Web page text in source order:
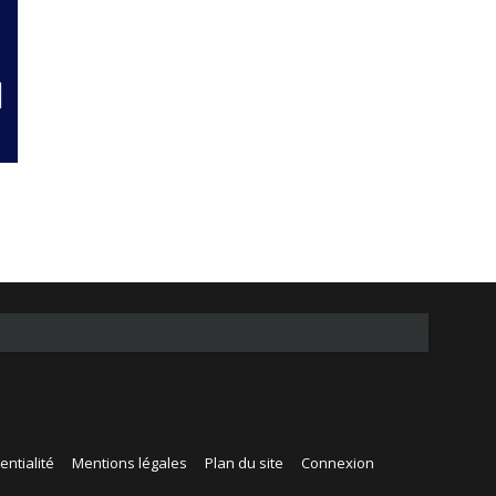
Mentions légales Plan du site Connexion